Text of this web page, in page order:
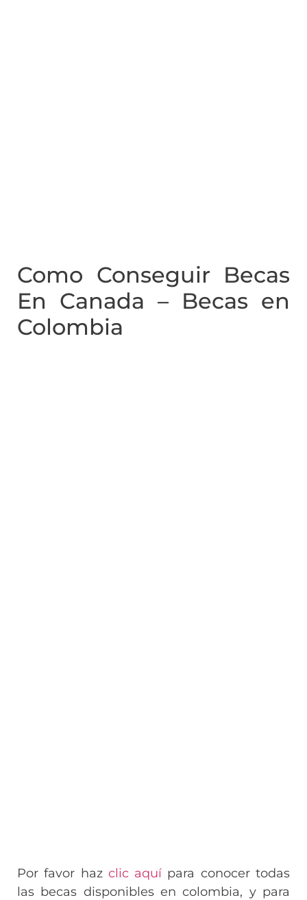
Como Conseguir Becas
En Canada – Becas en
Colombia
Por favor haz clic aquí para conocer todas
las becas disponibles en colombia, y para